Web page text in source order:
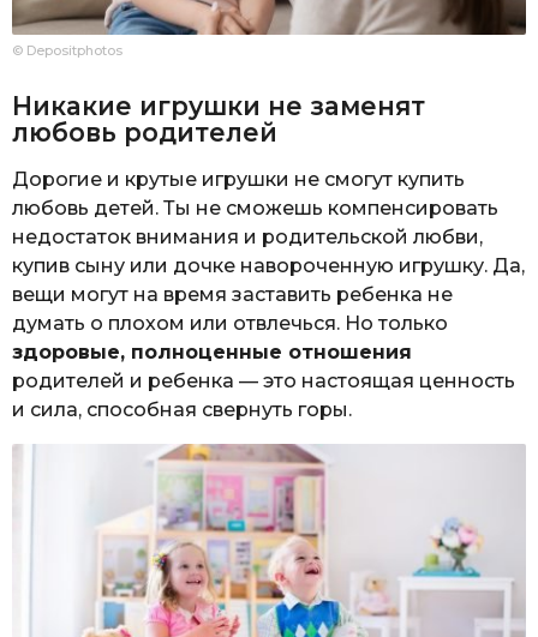
© Depositphotos
Никакие игрушки не заменят
любовь родителей
Дорогие и крутые игрушки не смогут купить
любовь детей. Ты не сможешь компенсировать
недостаток внимания и родительской любви,
купив сыну или дочке навороченную игрушку. Да,
вещи могут на время заставить ребенка не
думать о плохом или отвлечься. Но только
здоровые, полноценные отношения
родителей и ребенка — это настоящая ценность
и сила, способная свернуть горы.